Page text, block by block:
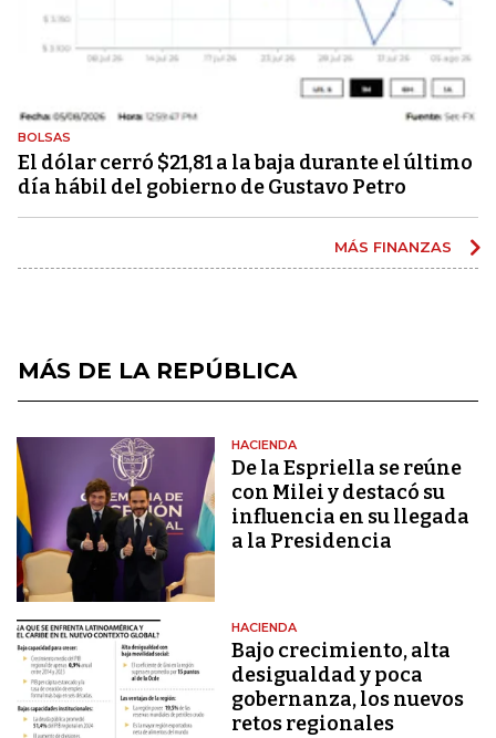
BOLSAS
El dólar cerró $21,81 a la baja durante el último
día hábil del gobierno de Gustavo Petro
MÁS FINANZAS
MÁS DE LA REPÚBLICA
HACIENDA
De la Espriella se reúne
con Milei y destacó su
influencia en su llegada
a la Presidencia
HACIENDA
Bajo crecimiento, alta
desigualdad y poca
gobernanza, los nuevos
retos regionales